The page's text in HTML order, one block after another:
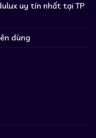
uy tín nhất tại TP
dùng